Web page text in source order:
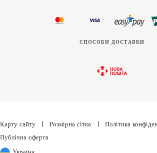
СПОСОБИ ДОСТАВКИ
Карту сайту Розмірна сітка Політика
Публічна оферта